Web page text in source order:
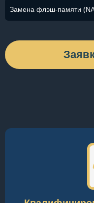
Замена флэш-памяти